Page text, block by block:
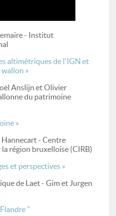
- Institut
altimétriques de l'IGN et
»
Anslijn et Olivier
du patrimoine
»
- Centre
région bruxelloise (CIRB)
et perspectives »
de Laet - Gim et Jurgen
"